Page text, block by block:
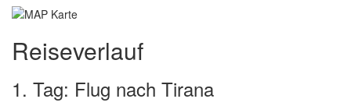
Reiseverlauf
1. Tag: Flug nach Tirana